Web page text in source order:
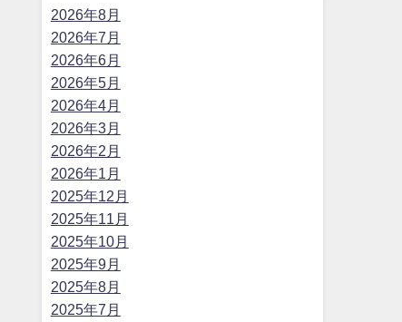
2026年8月
2026年7月
2026年6月
2026年5月
2026年4月
2026年3月
2026年2月
2026年1月
2025年12月
2025年11月
2025年10月
2025年9月
2025年8月
2025年7月